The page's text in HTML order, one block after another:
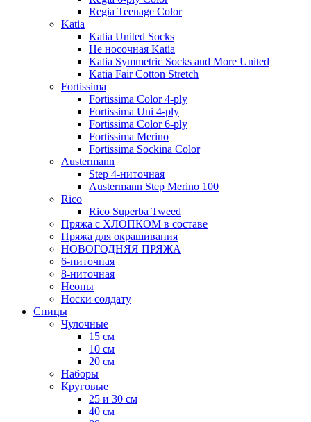
Regia Teenage Color
Katia
Katia United Socks
Не носочная Katia
Katia Symmetric Socks and More United
Katia Fair Cotton Stretch
Fortissima
Fortissima Color 4-ply
Fortissima Uni 4-ply
Fortissima Color 6-ply
Fortissima Merino
Fortissima Sockina Color
Austermann
Step 4-ниточная
Austermann Step Merino 100
Rico
Rico Superba Tweed
Пряжа с ХЛОПКОМ в составе
Пряжа для окрашивания
НОВОГОДНЯЯ ПРЯЖА
6-ниточная
8-ниточная
Неоны
Носки солдату
Спицы
Чулочные
15 см
10 см
20 см
Наборы
Круговые
25 и 30 см
40 см